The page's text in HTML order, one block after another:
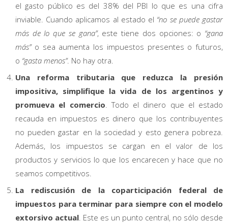
el gasto público es del 38% del PBI lo que es una cifra
inviable. Cuando aplicamos al estado el “no se puede gastar
más de lo que se gana”, este tiene dos opciones: o “gana
más”o sea aumenta los impuestos presentes o futuros,
o “gasta menos”. No hay otra.
Una reforma tributaria que reduzca la presión
impositiva, simplifique la vida de los argentinos y
promueva el comercio . Todo el dinero que el estado
recauda en impuestos es dinero que los contribuyentes
no pueden gastar en la sociedad y esto genera pobreza.
Además, los impuestos se cargan en el valor de los
productos y servicios lo que los encarecen y hace que no
seamos competitivos.
La rediscusión de la coparticipación federal de
impuestos para terminar para siempre con el modelo
extorsivo actual . Este es un punto central, no sólo desde